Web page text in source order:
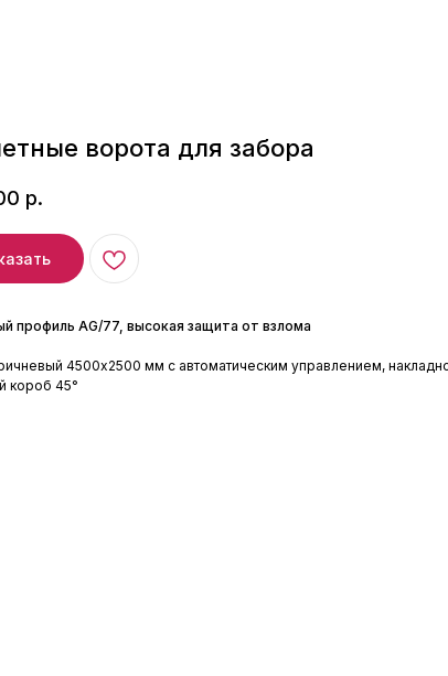
ворота для забора
р.
профиль AG/77, высокая защита от взлома
4500x2500 мм с автоматическим управлением,
короб 45°